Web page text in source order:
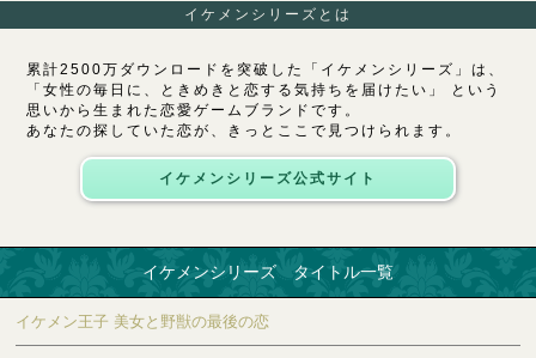
イケメンシリーズとは
累計2500万ダウンロードを突破した「イケメンシリーズ」は、
「女性の毎日に、ときめきと恋する気持ちを届けたい」 という
思いから生まれた恋愛ゲームブランドです。
あなたの探していた恋が、きっとここで見つけられます。
イケメンシリーズ公式サイト
イケメンシリーズ タイトル一覧
イケメン王子 美女と野獣の最後の恋